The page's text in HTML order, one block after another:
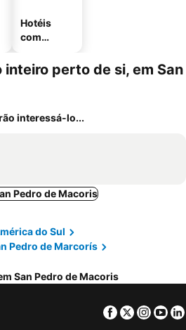
Hotéis
com
mento perto de si, em San
interessá-lo...
Pedro de Macoris
do Sul
Pedro de Marcorís
San Pedro de Macoris
Facebook
Twitter